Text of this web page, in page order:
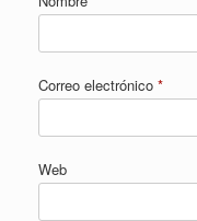
Correo electrónico *
Web